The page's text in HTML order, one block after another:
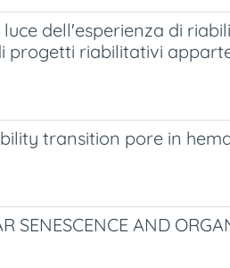
dell'esperienza di
progetti riabilitativi
transition pore in
SENESCENCE AND